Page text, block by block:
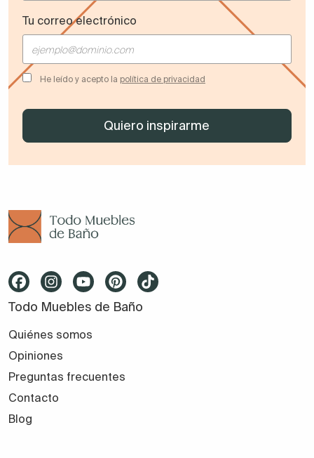
Tu correo electrónico
He leído y acepto la política de privacidad
Todo Muebles de Baño
Quiénes somos
Opiniones
Preguntas frecuentes
Contacto
Blog